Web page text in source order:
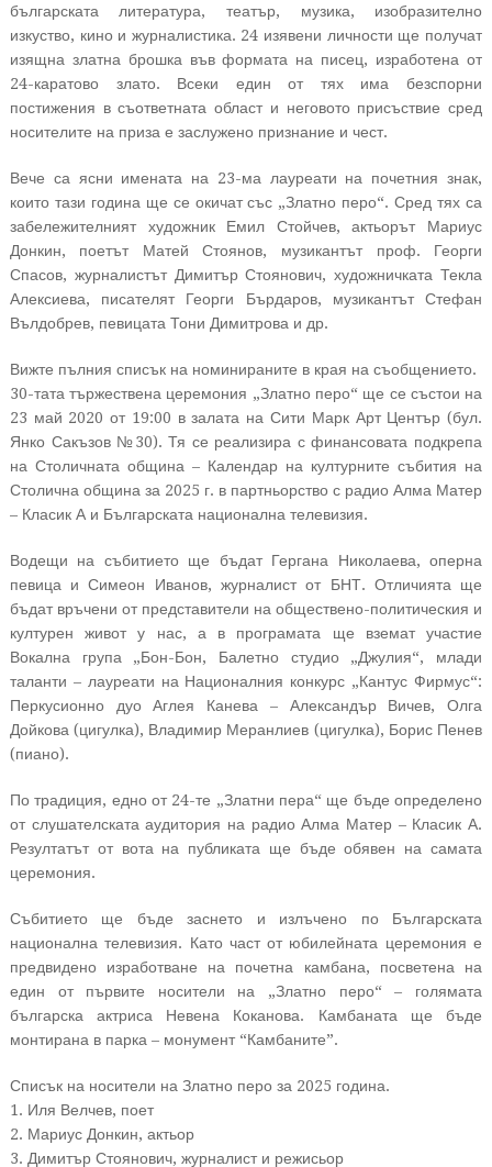
българската литература, театър, музика, изобразително
изкуство, кино и журналистика. 24 изявени личности ще получат
изящна златна брошка във формата на писец, изработена от
24-каратово злато. Всеки един от тях има безспорни
постижения в съответната област и неговото присъствие сред
носителите на приза е заслужено признание и чест.
Вече са ясни имената на 23-ма лауреати на почетния знак,
които тази година ще се окичат със „Златно перо“. Сред тях са
забележителният художник Емил Стойчев, актьорът Мариус
Донкин, поетът Матей Стоянов, музикантът проф. Георги
Спасов, журналистът Димитър Стоянович, художничката Текла
Алексиева, писателят Георги Бърдаров, музикантът Стефан
Вълдобрев, певицата Тони Димитрова и др.
Вижте пълния списък на номинираните в края на съобщението.
30-тата тържествена церемония „Златно перо“ ще се състои на
23 май 2020 от 19:00 в залата на Сити Марк Арт Център (бул.
Янко Сакъзов №30). Тя се реализира с финансовата подкрепа
на Столичната община – Календар на културните събития на
Столична община за 2025 г. в партньорство с радио Алма Матер
– Класик А и Българската национална телевизия.
Водещи на събитието ще бъдат Гергана Николаева, оперна
певица и Симеон Иванов, журналист от БНТ. Отличията ще
бъдат връчени от представители на обществено-политическия и
културен живот у нас, а в програмата ще вземат участие
Вокална група „Бон-Бон, Балетно студио „Джулия“, млади
таланти – лауреати на Националния конкурс „Кантус Фирмус“:
Перкусионно дуо Аглея Канева – Александър Вичев, Олга
Дойкова (цигулка), Владимир Меранлиев (цигулка), Борис Пенев
(пиано).
По традиция, едно от 24-те „Златни пера“ ще бъде определено
от слушателската аудитория на радио Алма Матер – Класик А.
Резултатът от вота на публиката ще бъде обявен на самата
церемония.
Събитието ще бъде заснето и излъчено по Българската
национална телевизия. Като част от юбилейната церемония е
предвидено изработване на почетна камбана, посветена на
един от първите носители на „Златно перо“ – голямата
българска актриса Невена Коканова. Камбаната ще бъде
монтирана в парка – монумент “Камбаните”.
Списък на носители на Златно перо за 2025 година.
1. Иля Велчев, поет
2. Мариус Донкин, актьор
3. Димитър Стоянович, журналист и режисьор